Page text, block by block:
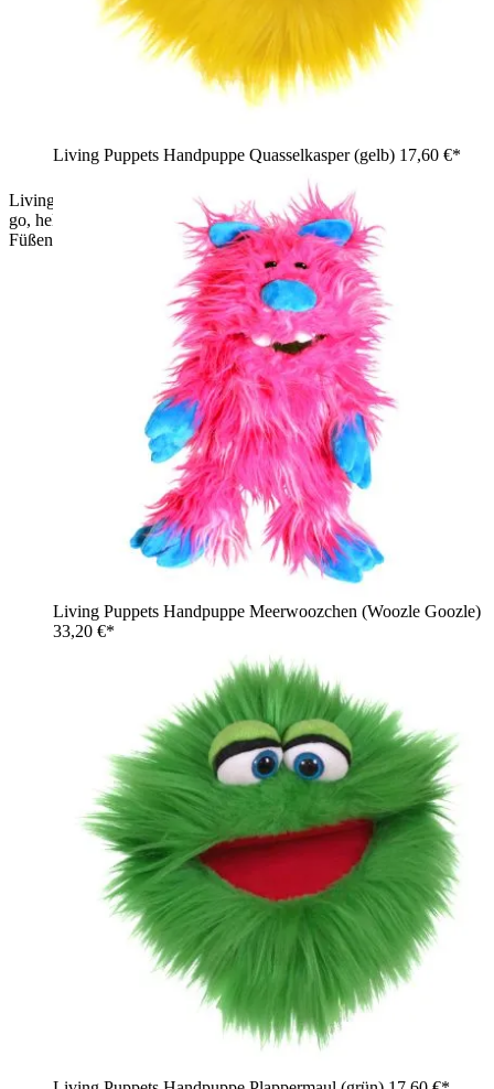
Living Puppets Handpuppe Schorsch aus der Serie Monster to
go, hellblaues Zottelmonster mit rosa Ohren, Händen und
Füßen und geöffnetem rotem Mund
Living Puppets Handpuppe Quasselkasper (gelb) 17,60 €*
Living Puppets Handpuppe Meerwoozchen (Woozle Goozle)
33,20 €*